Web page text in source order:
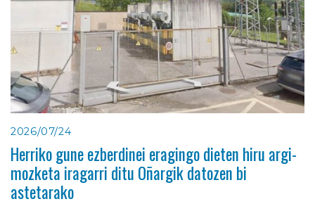
2026/07/24
Herriko gune ezberdinei eragingo dieten hiru argi-
mozketa iragarri ditu Oñargik datozen bi
astetarako